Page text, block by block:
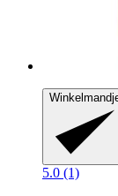
5.0 (1)